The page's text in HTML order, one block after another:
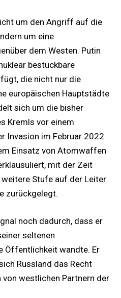
um den Angriff auf die
um eine
dem Westen. Putin
bestückbare
die nicht nur die
europäischen Hauptstädte
sich um die bisher
Kremls vor einem
Invasion im Februar 2022
Einsatz von Atomwaffen
mit der Zeit
weitere Stufe auf der Leiter
zurückgelegt.
noch dadurch, dass er
seltenen
Öffentlichkeit wandte. Er
Russland das Recht
westlichen Partnern der